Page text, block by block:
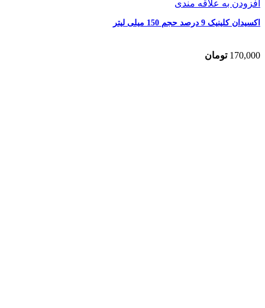
افزودن به علاقه مندی
اکسیدان کلینیک 9 درصد حجم 150 میلی لیتر
170,000 تومان